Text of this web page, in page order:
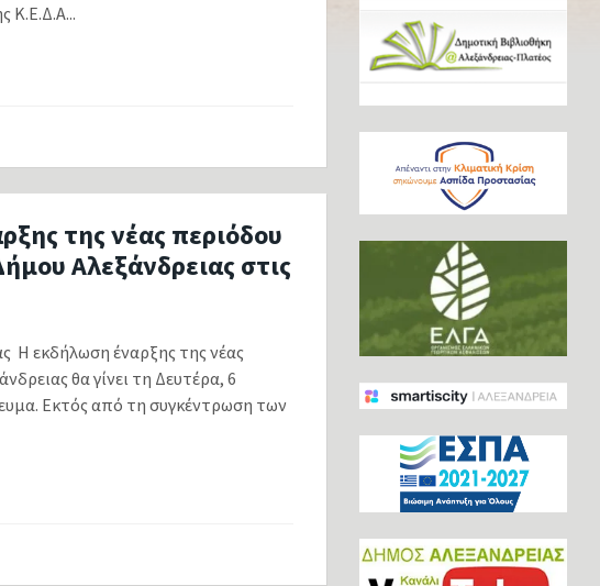
Κ.Ε.Δ.Α...
της νέας περιόδου
Αλεξάνδρειας στις
Η εκδήλωση έναρξης της νέας
θα γίνει τη Δευτέρα, 6
Εκτός από τη συγκέντρωση των